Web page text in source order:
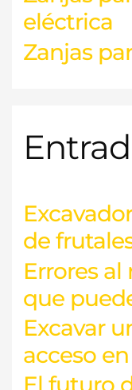
eléctrica
Zanjas
de
Errores
que
Excavar
acceso